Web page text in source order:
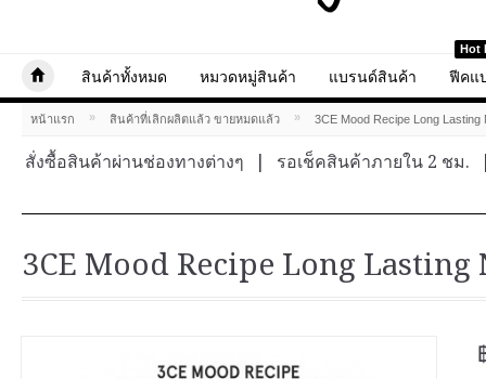
สินค้าทั้งหมด หมวดหมู่สินค้า แบรนด์สินค้า
Hot
ฟีคแ
หน้าแรก » สินค้าที่เลิกผลิตแล้ว ขายหมดแล้ว » 3CE Mood Recipe Long Lasting
สั่งซื้อสินค้าผ่านช่องทางต่างๆ รอเช็คสินค้าภายใน 2 ชม.
3CE Mood Recipe Long